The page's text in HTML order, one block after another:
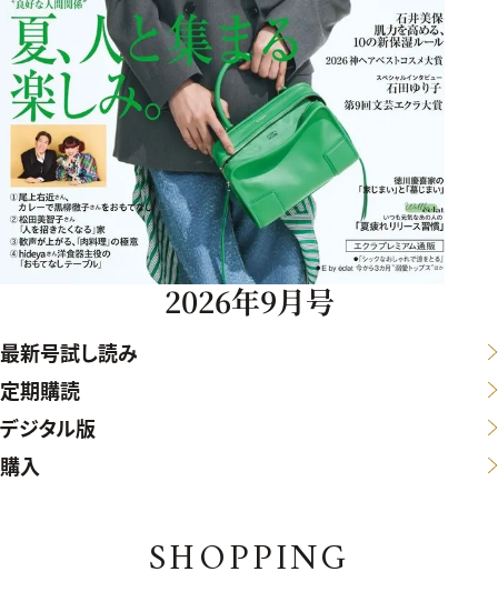
2026年9月号
最新号試し読み
定期購読
デジタル版
購入
SHOPPING